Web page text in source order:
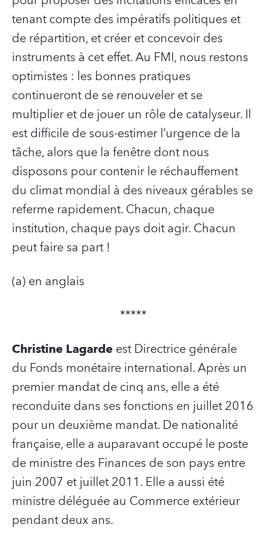
tenant compte des impératifs politiques et
de répartition, et créer et concevoir des
instruments à cet effet. Au FMI, nous restons
optimistes : les bonnes pratiques
continueront de se renouveler et se
multiplier et de jouer un rôle de catalyseur. Il
est difficile de sous-estimer l’urgence de la
tâche, alors que la fenêtre dont nous
disposons pour contenir le réchauffement
du climat mondial à des niveaux gérables se
referme rapidement. Chacun, chaque
institution, chaque pays doit agir. Chacun
peut faire sa part !
(a) en anglais
*****
Christine Lagardeest Directrice générale
du Fonds monétaire international. Après un
premier mandat de cinq ans, elle a été
reconduite dans ses fonctions en juillet 2016
pour un deuxième mandat. De nationalité
française, elle a auparavant occupé le poste
de ministre des Finances de son pays entre
juin 2007 et juillet 2011. Elle a aussi été
ministre déléguée au Commerce extérieur
pendant deux ans.